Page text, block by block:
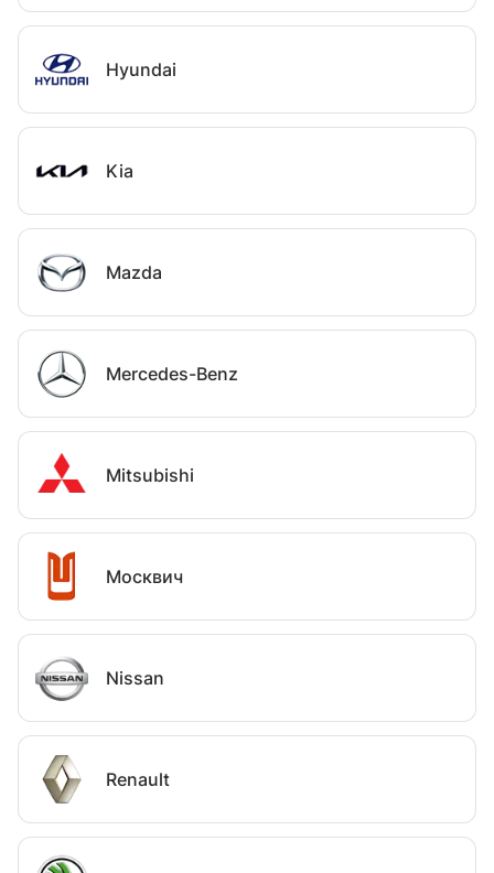
Hyundai
Kia
Mazda
Mercedes-Benz
Mitsubishi
Москвич
Nissan
Renault